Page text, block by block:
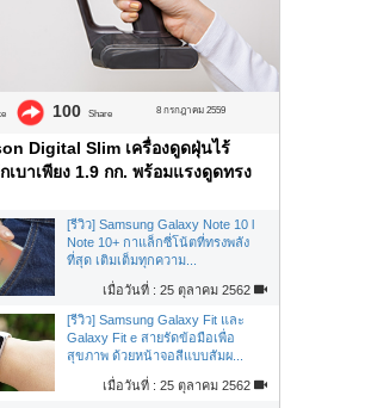
100 Share 8 กรกฎาคม 2559
Digital Slim เครื่องดูดฝุ่นไร้
เบาเพียง 1.9 กก. พร้อมแรงดูดทรง
[รีวิว] Samsung Galaxy Note 10 l
Note 10+ กาแล็กซี่โน้ตที่ทรงพลัง
ที่สุด เติมเต็มทุกความ...
เมื่อวันที่ : 25 ตุลาคม 2562
[รีวิว] Samsung Galaxy Fit และ
Galaxy Fit e สายรัดข้อมือเพื่อ
สุขภาพ ด้วยหน้าจอสีแบบสัมผ...
เมื่อวันที่ : 25 ตุลาคม 2562